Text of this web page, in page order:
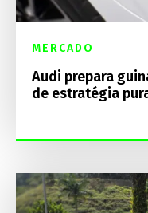
MERCADO
Audi prepara
de estratégia